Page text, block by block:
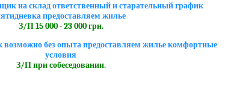
на склад ответственный и старательный график
предоставляем жилье
З/П 15 000 - 23 000 грн.
без опыта предоставляем жилье комфортные
условия
З/П при собеседовании.